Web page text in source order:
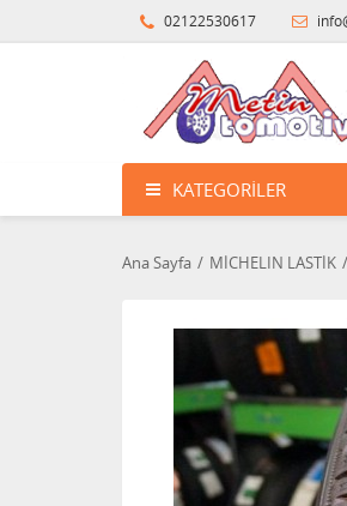
02122530617
KATEGORILER
Ana Sayfa MİCHELIN LASTİK